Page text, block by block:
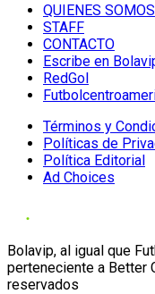
QUIENES SOMOS
STAFF
CONTACTO
Escribe en
RedGol
Términos y
Políticas de
Política Editorial
Ad Choices
Bolavip, al igual que
perteneciente a Better
reservados